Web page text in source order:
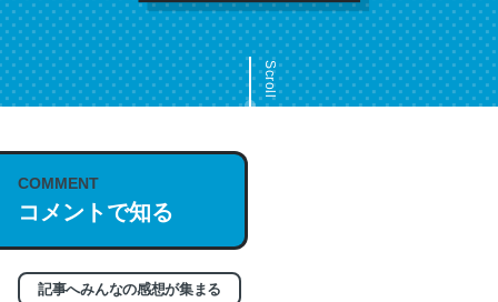
Scroll
COMMENT
コメントで知る
記事へみんなの感想が集まる
これは名文。彼はとてもクレバーなんだろうなと凄く思
─今のこの状況が信じられるかい？ by ラーズ・ヌートバー